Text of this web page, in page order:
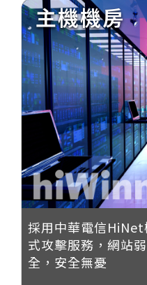
主機機房
採用中華電信
式攻擊服務，網站
全，安全無憂